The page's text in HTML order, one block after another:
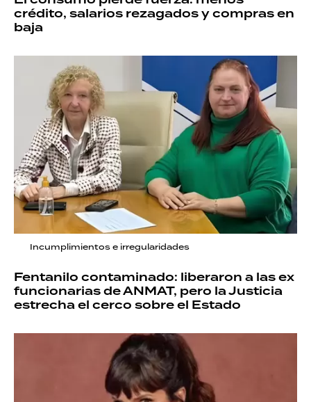
crédito, salarios rezagados y compras en
baja
Incumplimientos e irregularidades
Fentanilo contaminado: liberaron a las ex
funcionarias de ANMAT, pero la Justicia
estrecha el cerco sobre el Estado